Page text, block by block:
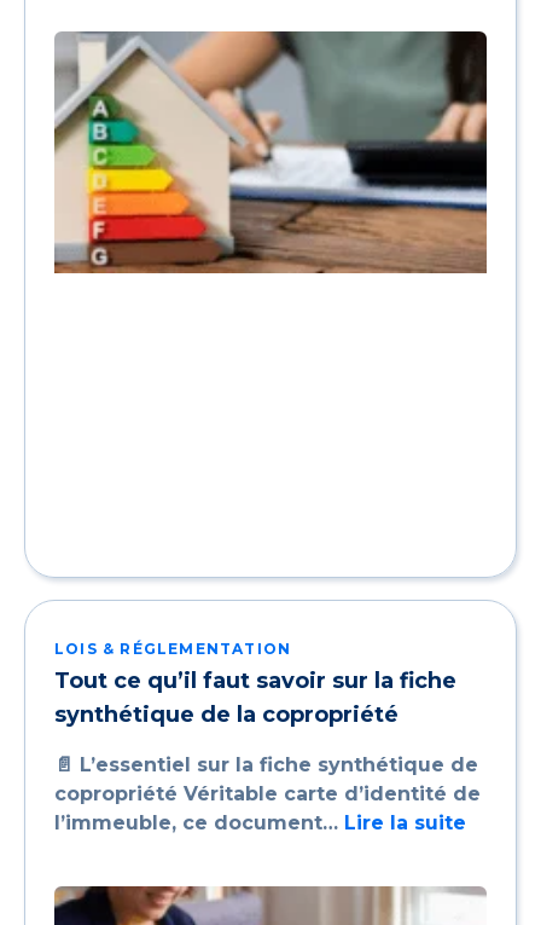
LOIS & RÉGLEMENTATION
Tout ce qu’il faut savoir sur la fiche
synthétique de la copropriété
📄 L’essentiel sur la fiche synthétique de
copropriété Véritable carte d’identité de
l’immeuble, ce document… Lire la suite